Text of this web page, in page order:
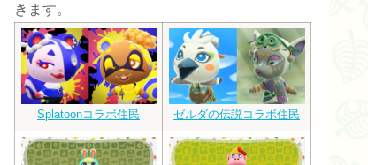
きます。
Splatoonコラボ住民 ゼルダの伝説コラボ住民